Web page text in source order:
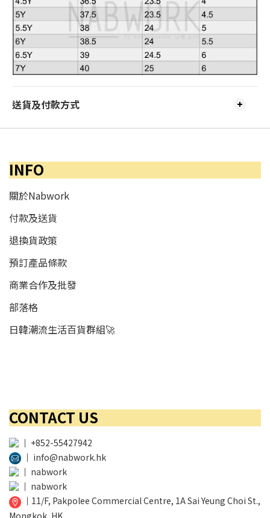
送貨及付款方式
INFO
關於Nabwork
付款及送貨
退換貨政策
預訂產品條款
商業合作及批發
部落格
日韓潮流生活百貨群組🚀
CONTACT US
│ +852-55427942
│ info@nabwork.hk
│ nabwork
│ nabwork
│ 11/F, Pakpolee Commercial Centre, 1A Sai Yeung Choi St.,
Mongkok, HK